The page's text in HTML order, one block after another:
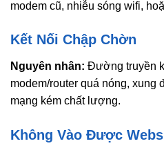
modem cũ, nhiễu sóng wifi,
Kết Nối Chập Chờn
Nguyên nhân: Đường truyền
modem/router quá nóng, xung
mạng kém chất lượng.
Không Vào Được